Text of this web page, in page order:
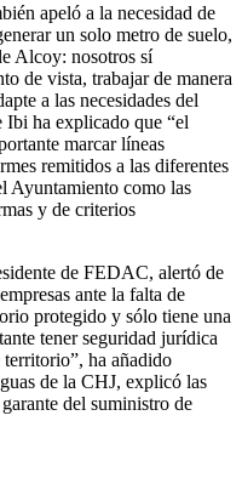
apeló a la necesidad de
un solo metro de suelo,
Alcoy: nosotros sí
de vista, trabajar de manera
a las necesidades del
ha explicado que “el
marcar líneas
remitidos a las diferentes
Ayuntamiento como las
y de criterios
de FEDAC, alertó de
ante la falta de
protegido y sólo tiene una
tener seguridad jurídica
territorio”, ha añadido
de la CHJ, explicó las
del suministro de